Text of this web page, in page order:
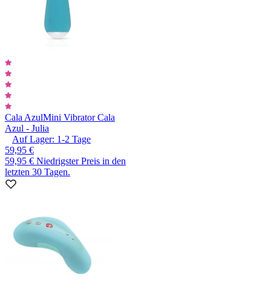
Cala AzulMini Vibrator Cala
Azul - Julia
Auf Lager: 1-2 Tage
59,95 €
59,95 € Niedrigster Preis in den
letzten 30 Tagen.